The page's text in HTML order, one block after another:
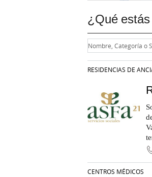
¿Qué
RESIDENCIAS DE
CENTROS MÉDICOS